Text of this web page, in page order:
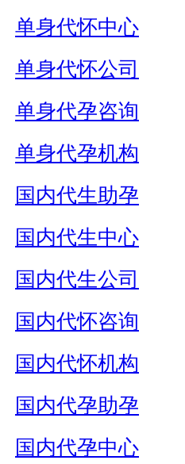
单身代怀中心
单身代怀公司
单身代孕咨询
单身代孕机构
国内代生助孕
国内代生中心
国内代生公司
国内代怀咨询
国内代怀机构
国内代孕助孕
国内代孕中心